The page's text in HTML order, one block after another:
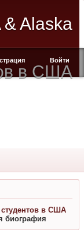
Alaska
в США
Войти
студентов в США
биография